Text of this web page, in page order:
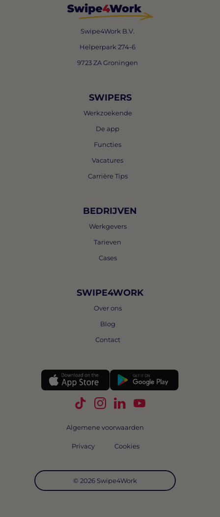
Swipe4Work B.V.
Helperpark 274-6
9723 ZA Groningen
SWIPERS
Werkzoekende
De app
Functies
Vacatures
Carrière Tips
BEDRIJVEN
Werkgevers
Tarieven
Cases
SWIPE4WORK
Over ons
Blog
Contact
Volg Swipe4Work op TikTok
Volg Swipe4Work op
Volg Swipe4Work op
Volg Swipe4Work
© 2026 Swipe4Work
Algemene voorwaarden
Privacy Cookies